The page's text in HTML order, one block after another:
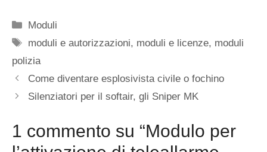
Categorie
Moduli
Tag
moduli e autorizzazioni, moduli e licenze, moduli
polizia
Come diventare esplosivista civile o fochino
Silenziatori per il softair, gli Sniper MK
1 commento su “Modulo per